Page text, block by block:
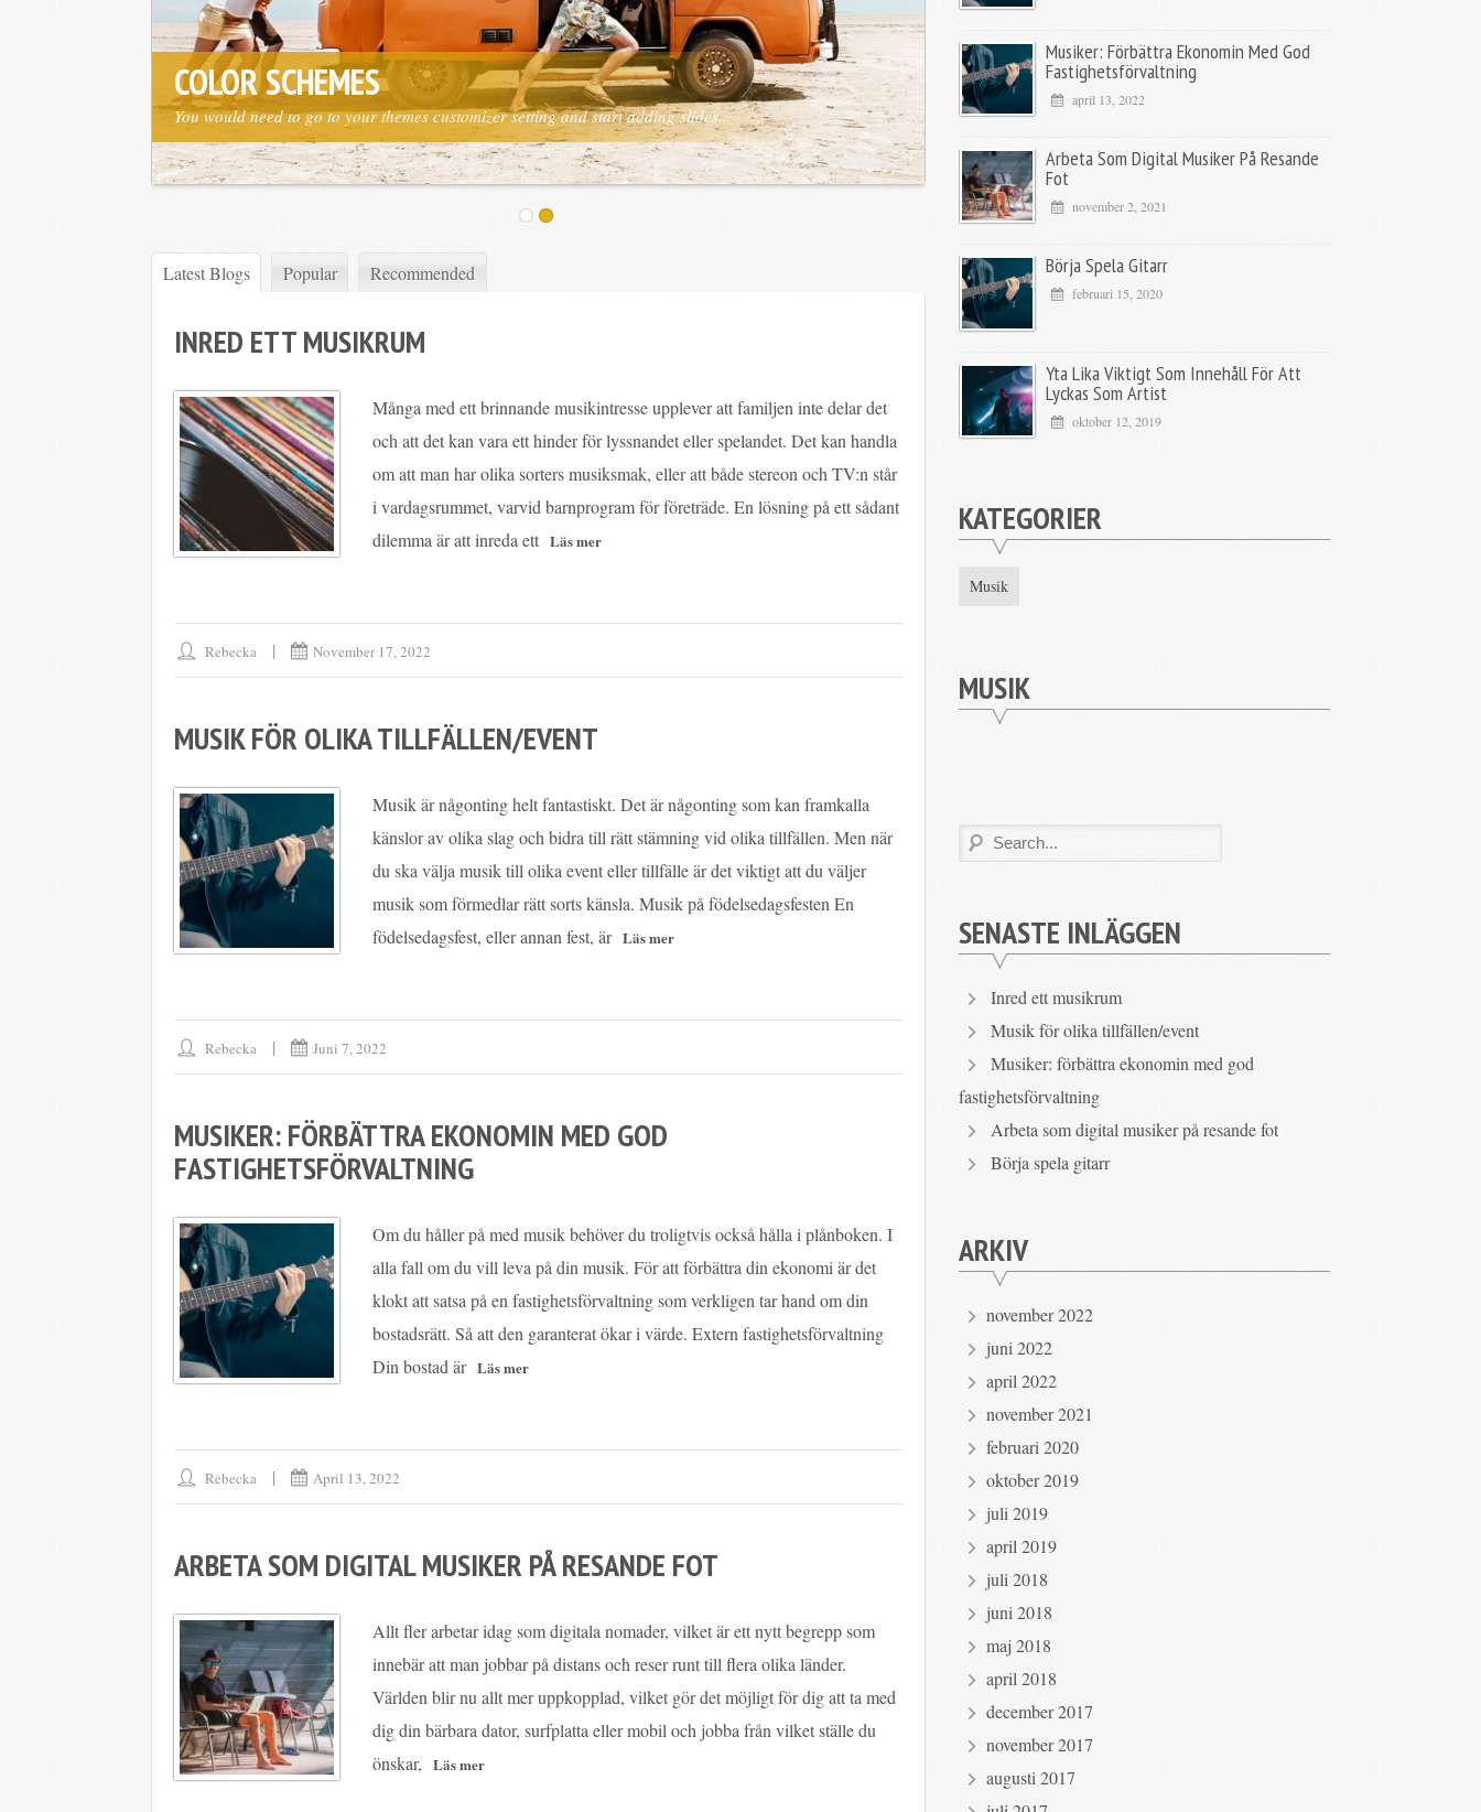
COLOR SCHEMES
You would need to go to your themes customizer setting and start adding slides...
Latest Blogs Popular Recommended
INRED ETT MUSIKRUM
Många med ett brinnande musikintresse upplever att familjen inte delar det
och att det kan vara ett hinder för lyssnandet eller spelandet. Det kan handla
om att man har olika sorters musiksmak, eller att både stereon och TV:n står
i vardagsrummet, varvid barnprogram för företräde. En lösning på ett sådant
dilemma är att inreda ett
Rebecka November 17, 2022
MUSIK FÖR OLIKA TILLFÄLLEN/EVENT
Musik är någonting helt fantastiskt. Det är någonting som kan framkalla
känslor av olika slag och bidra till rätt stämning vid olika tillfällen. Men när
du ska välja musik till olika event eller tillfälle är det viktigt att du väljer
musik som förmedlar rätt sorts känsla. Musik på födelsedagsfesten En
födelsedagsfest, eller annan fest, är
Rebecka Juni 7, 2022
MUSIKER: FÖRBÄTTRA EKONOMIN MED GOD
FASTIGHETSFÖRVALTNING
Om du håller på med musik behöver du troligtvis också hålla i plånboken. I
alla fall om du vill leva på din musik. För att förbättra din ekonomi är det
klokt att satsa på en fastighetsförvaltning som verkligen tar hand om din
bostadsrätt. Så att den garanterat ökar i värde. Extern fastighetsförvaltning
Din bostad är
Rebecka April 13, 2022
ARBETA SOM DIGITAL MUSIKER PÅ RESANDE FOT
Allt fler arbetar idag som digitala nomader, vilket är ett nytt begrepp som
innebär att man jobbar på distans och reser runt till flera olika länder.
Världen blir nu allt mer uppkopplad, vilket gör det möjligt för dig att ta med
dig din bärbara dator, surfplatta eller mobil och jobba från vilket ställe du
önskar,
Musiker: Förbättra Ekonomin Med God
Fastighetsförvaltning
april 13, 2022
Arbeta Som Digital Musiker På Resande
Fot
november 2, 2021
Börja Spela Gitarr
februari 15, 2020
Yta Lika Viktigt Som Innehåll För Att
Lyckas Som Artist
oktober 12, 2019
KATEGORIER
Musik
MUSIK
SENASTE INLÄGGEN
Inred ett musikrum
Musik för olika tillfällen/event
Musiker: förbättra ekonomin med god
fastighetsförvaltning
Arbeta som digital musiker på resande fot
Börja spela gitarr
ARKIV
november 2022
juni 2022
april 2022
november 2021
februari 2020
oktober 2019
juli 2019
april 2019
juli 2018
juni 2018
maj 2018
april 2018
december 2017
november 2017
augusti 2017